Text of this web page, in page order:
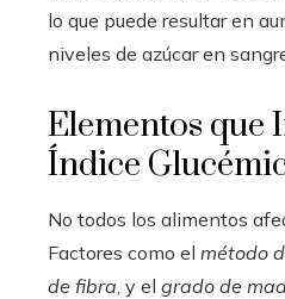
lo que puede resultar en
niveles de azúcar en
Elementos que
Índice
No todos los alimentos
Factores como el método
de fibra , y el grado de